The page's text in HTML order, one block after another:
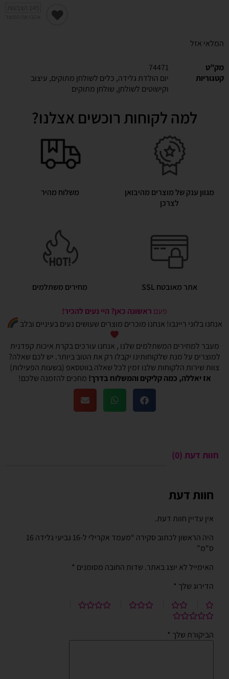
המלאי אזל
מק"ט
74471
קטגוריות
יום הולדת גלידה, כלים לשולחן מתוקים, עיצוב
וקישוטים לשולחן, שולחן מתוקים
למה לקוחות רוכשים אצלנו?
מגוון ענק של מוצרים מהיבואן
לצרכן
משלוח מהיר
אתר מאובטח SSL מחירים משתלמים
פעם ראשונה כאן? היי נעים להכיר!
אנחנו בלוני ריינבו! אנחנו מוכרים מוצרים שעושים נעים בעיניים ובלב
מעבר למחירים המשתלמים שלנו , אנחנו עורכים בקרת איכות קפדנית
למוצרים על מנת שלקוחותינו יקבלו רק את הטוב ביותר. יש לכם שאלה?
צוות שירות הלקוחות שלנו זמין לכל שאלה בווטסאפ (בשעות הפעילות)
אז יאללה, כמה קליקים והמשלוח בדרך! מחכים להזמנה שלכם!
חוות דעת (0)
חוות דעת
אין עדיין חוות דעת.
היה הראשון לכתוב סקירה “מעמד אקרילי ל-16 גביעי גלידה 16
ס"מ”
האימייל לא יוצג באתר. שדות החובה מסומנים *
הדירוג שלך *
הביקורת שלך *